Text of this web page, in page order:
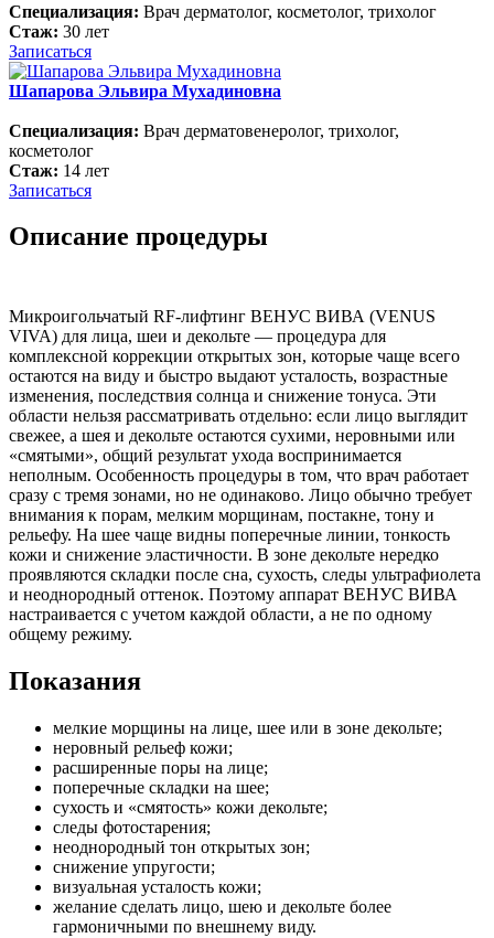
Специализация: Врач дерматолог, косметолог, трихолог
Стаж: 30 лет
Записаться
Шапарова Эльвира Мухадиновна
Специализация: Врач дерматовенеролог, трихолог,
косметолог
Стаж: 14 лет
Записаться
Описание процедуры
Микроигольчатый RF-лифтинг ВЕНУС ВИВА (VENUS
VIVA) для лица, шеи и декольте — процедура для
комплексной коррекции открытых зон, которые чаще всего
остаются на виду и быстро выдают усталость, возрастные
изменения, последствия солнца и снижение тонуса. Эти
области нельзя рассматривать отдельно: если лицо выглядит
свежее, а шея и декольте остаются сухими, неровными или
«смятыми», общий результат ухода воспринимается
неполным. Особенность процедуры в том, что врач работает
сразу с тремя зонами, но не одинаково. Лицо обычно требует
внимания к порам, мелким морщинам, постакне, тону и
рельефу. На шее чаще видны поперечные линии, тонкость
кожи и снижение эластичности. В зоне декольте нередко
проявляются складки после сна, сухость, следы ультрафиолета
и неоднородный оттенок. Поэтому аппарат ВЕНУС ВИВА
настраивается с учетом каждой области, а не по одному
общему режиму.
Показания
мелкие морщины на лице, шее или в зоне декольте;
неровный рельеф кожи;
расширенные поры на лице;
поперечные складки на шее;
сухость и «смятость» кожи декольте;
следы фотостарения;
неоднородный тон открытых зон;
снижение упругости;
визуальная усталость кожи;
желание сделать лицо, шею и декольте более
гармоничными по внешнему виду.